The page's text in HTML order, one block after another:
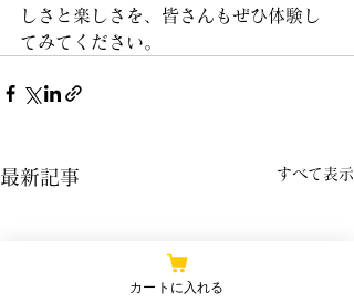
しさと楽しさを、皆さんもぜひ体験し
てみてください。
最新記事 すべて表示
カートに入れる